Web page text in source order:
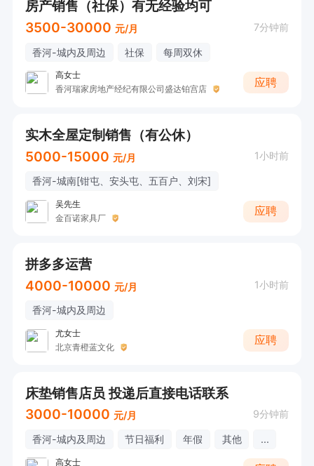
房产销售（社保）有无经验均可
3500-30000 元/月 7分钟前
香河-城内及周边 社保 每周双休
高女士
香河瑞家房地产经纪有限公司盛达铂宫店
应聘
实木全屋定制销售（有公休）
5000-15000 元/月 1小时前
香河-城南[钳屯、安头屯、五百户、刘宋]
吴先生
金百诺家具厂
应聘
拼多多运营
4000-10000 元/月 1小时前
香河-城内及周边
尤女士
北京青橙蓝文化
应聘
床垫销售店员 投递后直接电话联系
3000-10000 元/月 9分钟前
香河-城内及周边 节日福利 年假 其他 ...
高女士